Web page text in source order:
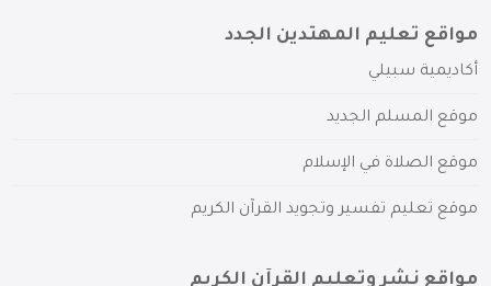
مواقع تعليم المهتدين الجدد
أكاديمية سبيلي
موقع المسلم الجديد
موقع الصلاة في الإسلام
موقع تعليم تفسير وتجويد القرآن الكريم
مواقع نشر وتعليم القرآن الكريم